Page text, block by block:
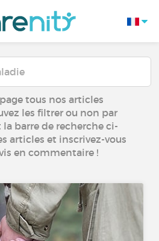
tous nos articles
les filtrer ou non par
barre de recherche ci-
articles et inscrivez-vous
en commentaire !